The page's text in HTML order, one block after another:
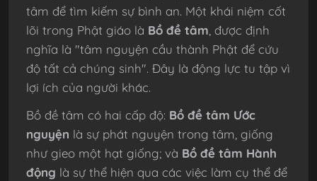
tâm để tìm kiếm sự bình an. Một khái niệm cốt
lõi trong Phật giáo là Bồ đề tâm , được định
nghĩa là "tâm nguyện cầu thành Phật để cứu
độ tất cả chúng sinh". Đây là động lực tu tập vì
lợi ích của người khác.
Bồ đề tâm có hai cấp độ: Bồ đề tâm Ước
nguyện là sự phát nguyện trong tâm, giống
như gieo một hạt giống; và Bồ đề tâm Hành
động là sự thể hiện qua các việc làm cụ thể để